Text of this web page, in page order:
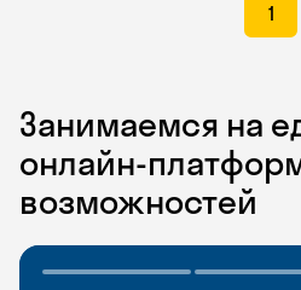
1
Занимаемся на
онлайн-
возможностей